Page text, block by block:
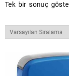
Tek bir sonuç